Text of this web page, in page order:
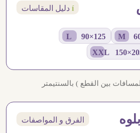
í دليل المقاسات
125×90 L
بين القطع ) بالسنتيمتر
الفرق و المواصفات